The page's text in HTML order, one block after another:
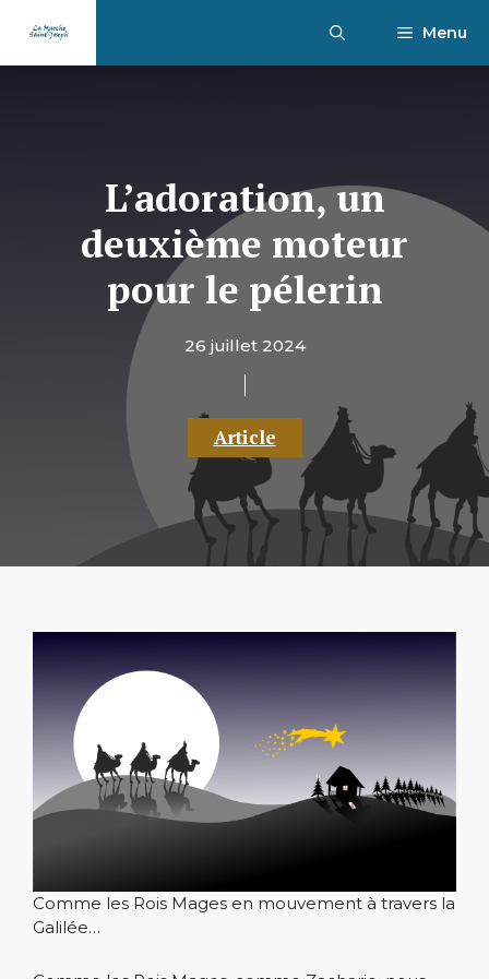
Menu
L’adoration, un
deuxième moteur
pour le pélerin
26 juillet 2024
Article
Comme les Rois Mages en mouvement à travers la
Galilée…